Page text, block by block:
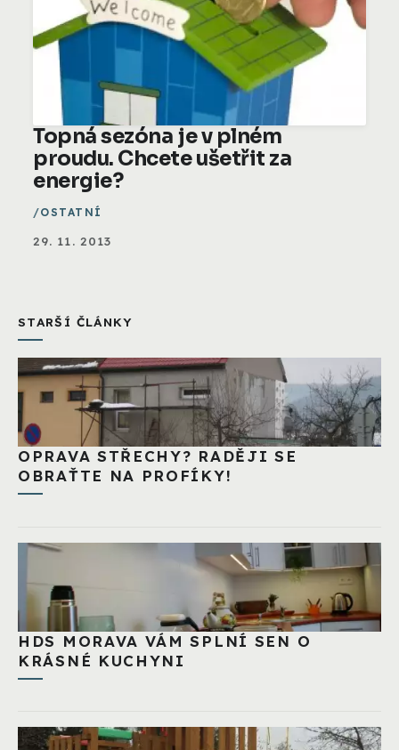
Topná sezóna je v plném
proudu. Chcete ušetřit za
energie?
OSTATNÍ
29. 11. 2013
STARŠÍ ČLÁNKY
OPRAVA STŘECHY? RADĚJI SE
OBRAŤTE NA PROFÍKY!
HDS MORAVA VÁM SPLNÍ SEN O
KRÁSNÉ KUCHYNI